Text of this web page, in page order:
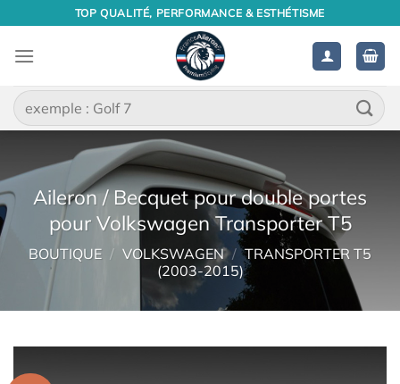
contenu
TOP QUALITÉ, PERFORMANCE & ESTHÉTISME
Recherche
pour :
Aileron / Becquet pour double portes
pour Volkswagen Transporter T5
BOUTIQUE / VOLKSWAGEN / TRANSPORTER T5
(2003-2015)